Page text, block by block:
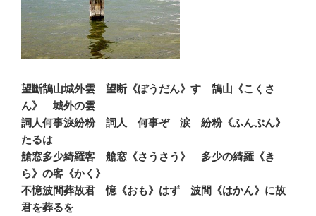
望斷鵠山城外雲 望断《ぼうだん》す 鵠山《こくさ
ん》 城外の雲
詞人何事淚紛粉 詞人 何事ぞ 涙 紛粉《ふんぷん》
たるは
艙窓多少綺羅客 艙窓《さうさう》 多少の綺羅《き
ら》の客《かく》
不憶波間葬故君 憶《おも》はず 波間《はかん》に故
君を葬るを